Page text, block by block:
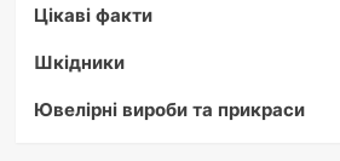
Цікаві факти
Шкідники
Ювелірні вироби та прикраси